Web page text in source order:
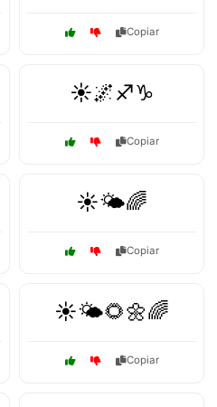
Copiar
☀️🌌♐♑
Copiar
☀️🌤️🌈
Copiar
☀️🌤️🌻🌼🌈
Copiar